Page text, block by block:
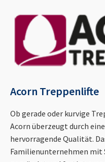
Acorn Treppenlifte
Ob gerade oder kurvige
Acorn überzeugt durch
hervorragende Qualität.
Familienunternehmen mit